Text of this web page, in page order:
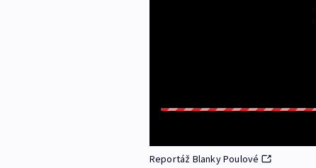
Reportáž Blanky Poulové